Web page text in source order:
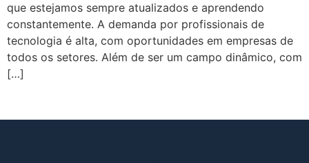
que estejamos sempre atualizados e aprendendo
constantemente. A demanda por profissionais de
tecnologia é alta, com oportunidades em empresas de
todos os setores. Além de ser um campo dinâmico, com
[…]